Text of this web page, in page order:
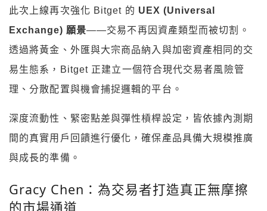
此次上線再次強化 Bitget 的 UEX (Universal
Exchange) 願景——交易不再因資產類型而被切割。
透過將黃金、外匯與大宗商品納入與加密資產相同的交
易生態系，Bitget 正建立一個符合現代交易者風險管
理、分散配置與機會捕捉邏輯的平台。
深度流動性、緊密點差與彈性槓桿設定，皆依據內測期
間的真實用戶回饋進行優化，確保產品具備大規模推廣
與成長的準備。
Gracy Chen：為交易者打造真正無摩擦
的市場通道